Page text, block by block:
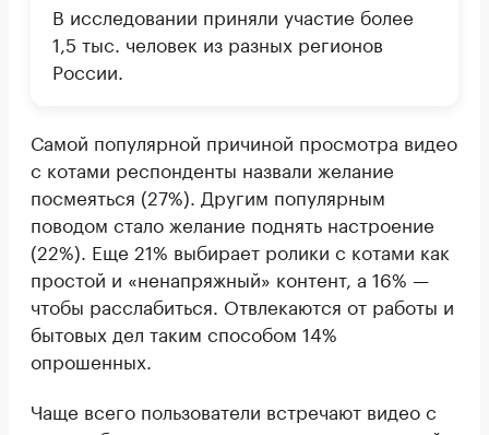
В исследовании приняли участие более
1,5 тыс. человек из разных регионов
России.
Самой популярной причиной просмотра видео
с котами респонденты назвали желание
посмеяться (27%). Другим популярным
поводом стало желание поднять настроение
(22%). Еще 21% выбирает ролики с котами как
простой и «ненапряжный» контент, а 16% —
чтобы расслабиться. Отвлекаются от работы и
бытовых дел таким способом 14%
опрошенных.
Чаще всего пользователи встречают видео с